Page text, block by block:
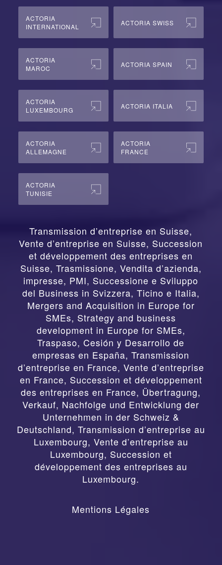
ACTORIA
INTERNATIONAL
ACTORIA SWISS
ACTORIA
MAROC
ACTORIA SPAIN
ACTORIA
LUXEMBOURG
ACTORIA ITALIA
ACTORIA
ALLEMAGNE
ACTORIA
FRANCE
ACTORIA
TUNISIE
Transmission d’entreprise en Suisse,
Vente d’entreprise en Suisse, Succession
et développement des entreprises en
Suisse, Trasmissione, Vendita d’azienda,
impresse, PMI, Successione e Sviluppo
del Business in Svizzera, Ticino e Italia,
Mergers and Acquisition in Europe for
SMEs, Strategy and business
development in Europe for SMEs,
Traspaso, Cesión y Desarrollo de
empresas en España,Transmission
d’entreprise en France, Vente d’entreprise
en France, Succession et développement
des entreprises en France, Übertragung,
Verkauf, Nachfolge und Entwicklung der
Unternehmen in der Schweiz &
Deutschland, Transmission d’entreprise au
Luxembourg, Vente d’entreprise au
Luxembourg, Succession et
développement des entreprises au
Luxembourg.
Mentions Légales